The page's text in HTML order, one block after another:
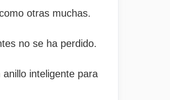
otras muchas.
no se ha perdido.
anillo inteligente para